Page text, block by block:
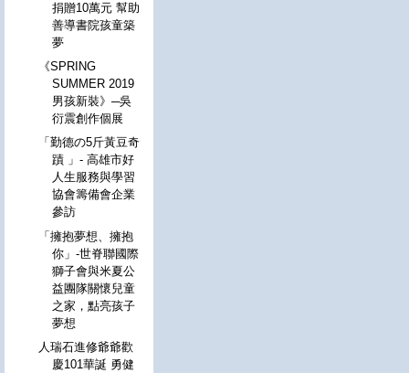
捐贈10萬元 幫助
善導書院孩童築
夢
《SPRING
SUMMER 2019
男孩新裝》─吳
衍震創作個展
「勤德の5斤黃豆奇
蹟 」- 高雄市好
人生服務與學習
協會籌備會企業
參訪
「擁抱夢想、擁抱
你」-世脊聯國際
獅子會與米夏公
益團隊關懷兒童
之家，點亮孩子
夢想
人瑞石進修爺爺歡
慶101華誕 勇健